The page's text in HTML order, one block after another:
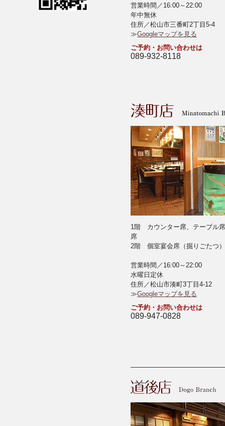
営業時間／16:00～22:00
年中無休
住所／松山市三番町2丁目5-4
≫Googleマップを見る
ご予約・お問い合わせは
089-932-8118
1階 カウンター席、テーブル
席
2階 個室宴会席（掘りごたつ
営業時間／16:00～22:00
水曜日定休
住所／松山市湊町3丁目4-12
≫Googleマップを見る
ご予約・お問い合わせは
089-947-0828